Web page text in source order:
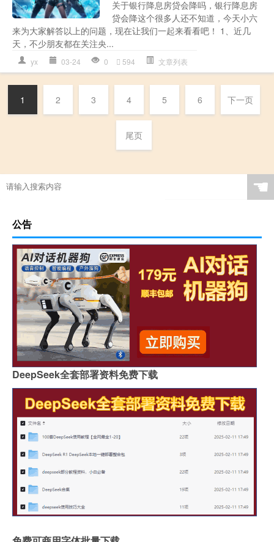
关于银行降息房贷会降吗，银行降息房
贷会降这个很多人还不知道，今天小六
来为大家解答以上的问题，现在让我们一起来看看吧！ 1、近几
天，不少朋友都在关注央...
yx 03-24 0 594 文章列表
1 2 3 4 5 6 下一页
尾页
☚
公告
DeepSeek全套部署资料免费下载